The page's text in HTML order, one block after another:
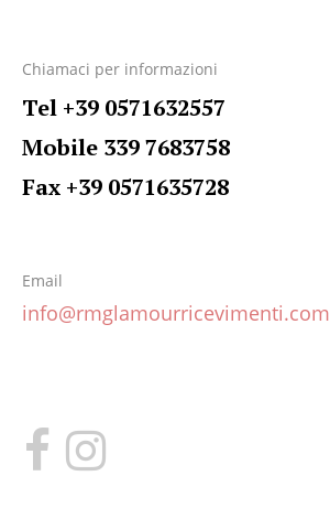
Chiamaci per informazioni
Tel +39 0571632557
Mobile 339 7683758
Fax +39 0571635728
Email
info@rmglamourricevimenti.com